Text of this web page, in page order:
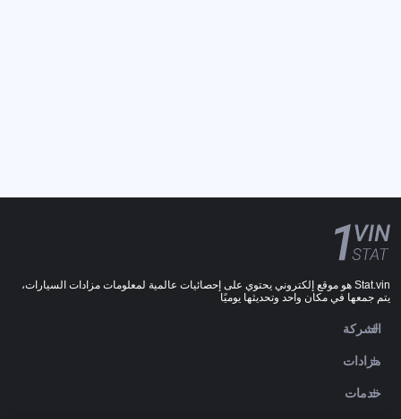
Stat.vin هو موقع إلكتروني يحتوي على إحصائيات عالمية لمعلومات مزادات السيارات،
يتم جمعها في مكان واحد وتحديثها يوميًا
الشركة
مزادات
خدمات